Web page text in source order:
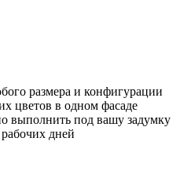
размера и конфигурации
цветов в одном фасаде
выполнить под вашу задумку
дней